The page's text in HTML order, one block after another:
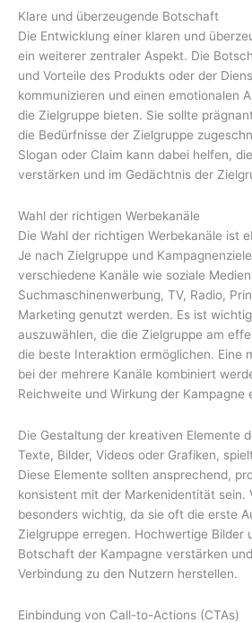
Klare und überzeugende Botschaft
Die Entwicklung einer klaren und
ein weiterer zentraler Aspekt. Die
und Vorteile des Produkts oder der
kommunizieren und einen emotionalen
die Zielgruppe bieten. Sie sollte
die Bedürfnisse der Zielgruppe
Slogan oder Claim kann dabei helfen,
verstärken und im Gedächtnis der
Wahl der richtigen Werbekanäle
Die Wahl der richtigen Werbekanäle ist
Je nach Zielgruppe und
verschiedene Kanäle wie soziale
Suchmaschinenwerbung, TV, Radio,
Marketing genutzt werden. Es ist
auszuwählen, die die Zielgruppe am
die beste Interaktion ermöglichen. Eine
bei der mehrere Kanäle kombiniert
Reichweite und Wirkung der Kampagne
Die Gestaltung der kreativen Elemente
Texte, Bilder, Videos oder Grafiken,
Diese Elemente sollten ansprechend,
konsistent mit der Markenidentität sein.
besonders wichtig, da sie oft die erste
Zielgruppe erregen. Hochwertige Bilder
Botschaft der Kampagne verstärken
Verbindung zu den Nutzern herstellen.
Einbindung von Call-to-Actions (CTAs)